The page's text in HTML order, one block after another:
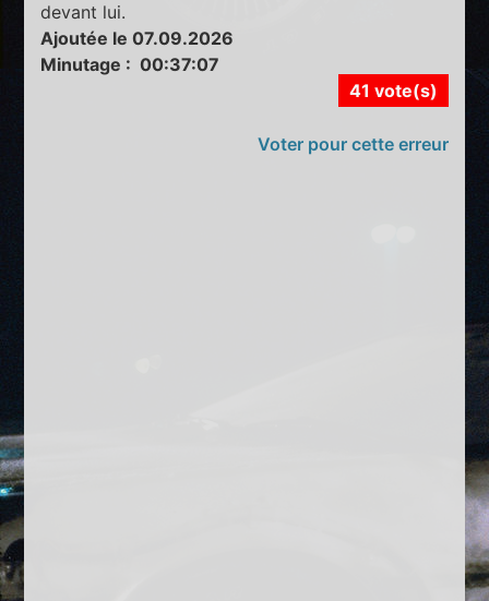
devant lui.
Ajoutée le 07.09.2026
Minutage : 00:37:07
41 vote(s)
Voter pour cette erreur